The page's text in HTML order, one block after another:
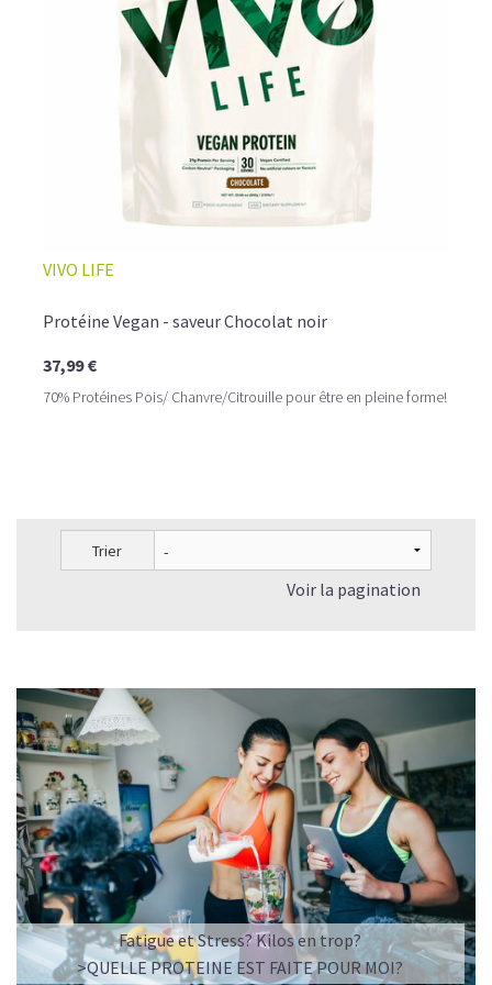
☕ LATTE MACCHIATO GLACÉ
moment de pure détente… ou de concentration avant le
prochain défi.
Une énergie immédiate et stable, sans pic de glycémie,
qui vous accompagne toute la matinée et un allié parfait
après l’entraînement.
Pour ceux qui veulent retrouver le plaisir d’un vrai café
glacé, sans se sentir lourd ni affamé.
Découvrir le
Latte Macchiato Glacé Protéiné
🍯 CAFÉ FRAPPÉ AU CARAMEL PROTÉINÉ
VIVO LIFE
Protéine Vegan - saveur Chocolat noir
37,99 €
70% Protéines Pois/ Chanvre/Citrouille pour être en pleine forme!
Trier
Voir la pagination
Fatigue et Stress? Kilos en trop?
>QUELLE PROTEINE EST FAITE POUR MOI?